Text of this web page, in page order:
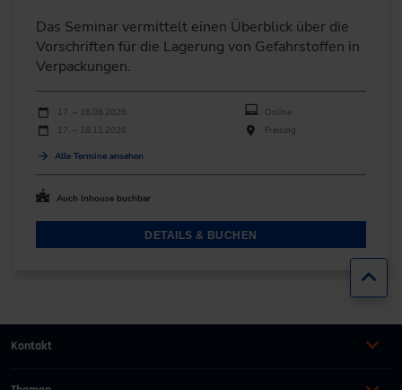
Das Seminar vermittelt einen Überblick über die
Vorschriften für die Lagerung von Gefahrstoffen in
Verpackungen.
Durchführungen
Veranstaltungsdatum
17. – 18.08.2026
Online
17. – 18.11.2026
Freising
Alle Termine ansehen
Auch Inhouse buchbar
DETAILS & BUCHEN
Kontakt
+49 (0)2116214-201